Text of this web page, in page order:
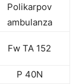
Polikarpov
ambulanza
Fw TA 152
P 40N